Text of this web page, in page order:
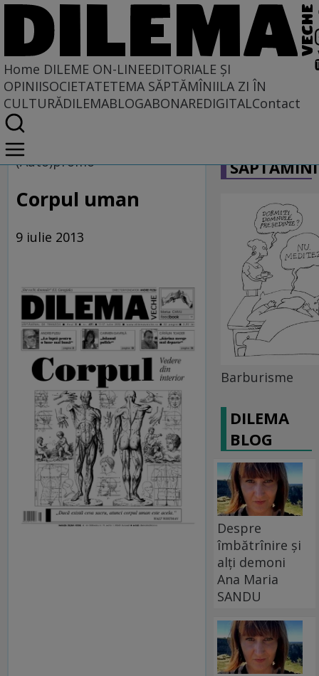
Home DILEME ON-LINEEDITORIALE ȘI
OPINIISOCIETATETEMA SĂPTĂMÎNIILA ZI ÎN
CULTURĂDILEMABLOGABONAREDIGITALContact
Home
Dileme on-line
(Auto)promo
Corpul uman
9 iulie 2013
Barburisme
DILEMA
BLOG
Despre
îmbătrînire și
alți demoni
Ana Maria
SANDU